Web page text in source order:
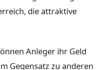
die attraktive
Anleger ihr Geld
Gegensatz zu anderen